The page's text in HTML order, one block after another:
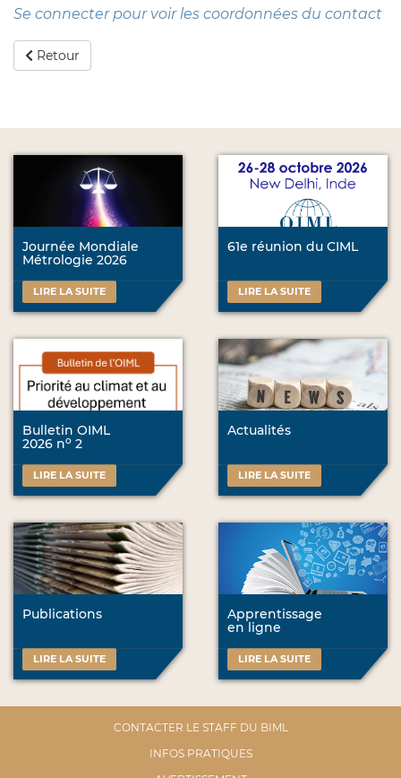
Se connecter pour voir les coordonnées du contact
Retour
Journée Mondiale
Métrologie 2026
LIRE LA SUITE
61e réunion du CIML
LIRE LA SUITE
Bulletin OIML
2026 no 2
LIRE LA SUITE
Actualités
LIRE LA SUITE
Publications
LIRE LA SUITE
Apprentissage
en ligne
LIRE LA SUITE
CONTACTER LE STAFF DU BIML
INFOS PRATIQUES